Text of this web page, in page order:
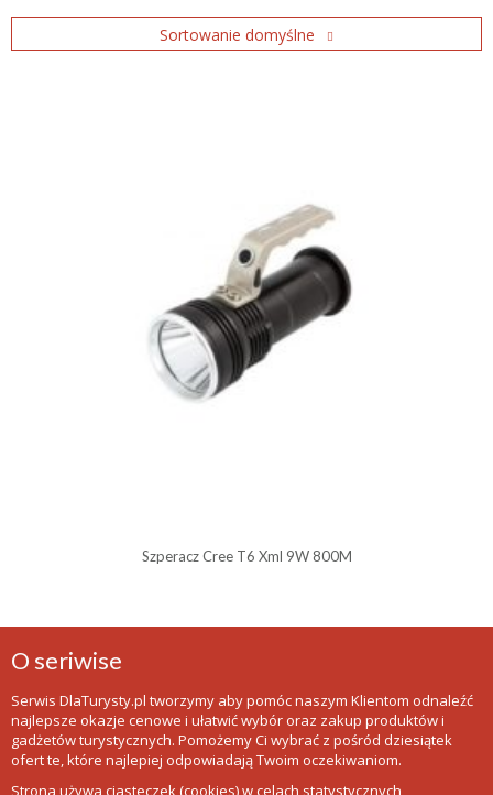
Sortowanie domyślne
Szperacz Cree T6 Xml 9W 800M
O seriwise
Serwis DlaTurysty.pl tworzymy aby pomóc naszym Klientom odnaleźć
najlepsze okazje cenowe i ułatwić wybór oraz zakup produktów i
gadżetów turystycznych. Pomożemy Ci wybrać z pośród dziesiątek
ofert te, które najlepiej odpowiadają Twoim oczekiwaniom.
Strona używa ciasteczek (cookies) w celach statystycznych,